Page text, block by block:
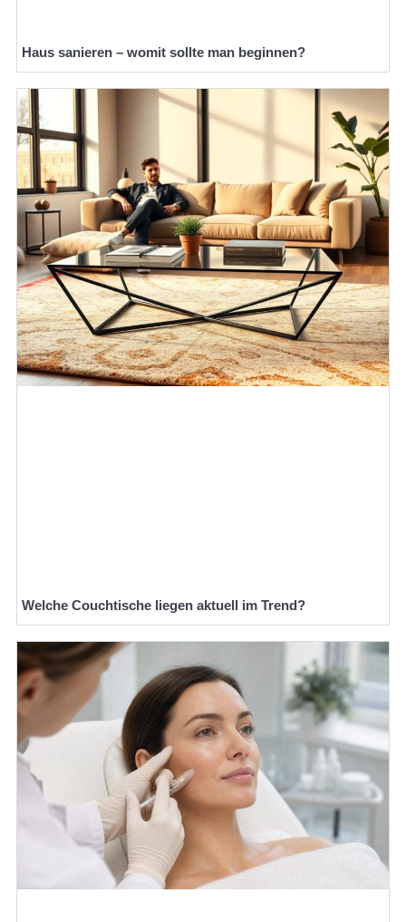
Haus sanieren – womit sollte man beginnen?
Welche Couchtische liegen aktuell im Trend?